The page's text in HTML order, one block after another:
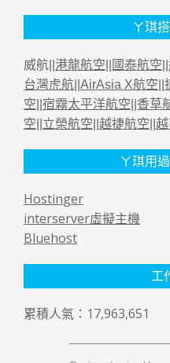
ㄚ琪
威航|| 港龍航空 國泰航空
台灣虎航 AirAsia X航空
空 宿霧太平洋航空 香草
空 立榮航空 越捷航空
ㄚ琪用
Hostinger
interserver虛擬主機
Bluehost
工
累積人氣：17,963,651